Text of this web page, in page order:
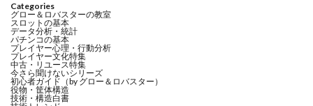
Categories
グロー＆ロバスターの教室
スロットの基本
データ分析・統計
パチンコの基本
プレイヤー心理・行動分析
プレイヤー文化特集
中古・リユース特集
今さら聞けないシリーズ
初心者ガイド（by グロー＆ロバスター）
役物・筐体構造
技術・構造白書